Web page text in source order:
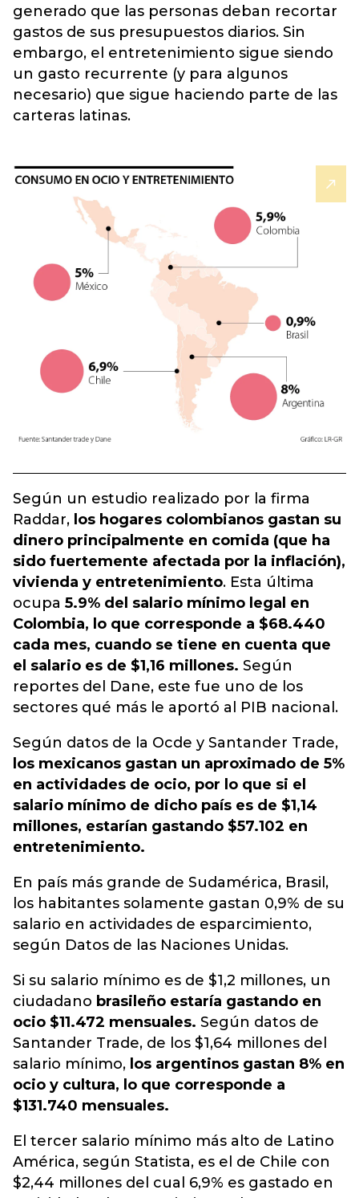
generado que las personas deban recortar
gastos de sus presupuestos diarios. Sin
embargo, el entretenimiento sigue siendo
un gasto recurrente (y para algunos
necesario) que sigue haciendo parte de las
carteras latinas.
Según un estudio realizado por la firma
Raddar, los hogares colombianos gastan su
dinero principalmente en comida (que ha
sido fuertemente afectada por la inflación),
vivienda y entretenimiento. Esta última
ocupa 5.9% del salario mínimo legal en
Colombia, lo que corresponde a $68.440
cada mes, cuando se tiene en cuenta que
el salario es de $1,16 millones. Según
reportes del Dane, este fue uno de los
sectores qué más le aportó al PIB nacional.
Según datos de la Ocde y Santander Trade,
los mexicanos gastan un aproximado de 5%
en actividades de ocio, por lo que si el
salario mínimo de dicho país es de $1,14
millones, estarían gastando $57.102 en
entretenimiento.
En país más grande de Sudamérica, Brasil,
los habitantes solamente gastan 0,9% de su
salario en actividades de esparcimiento,
según Datos de las Naciones Unidas.
Si su salario mínimo es de $1,2 millones, un
ciudadano brasileño estaría gastando en
ocio $11.472 mensuales. Según datos de
Santander Trade, de los $1,64 millones del
salario mínimo, los argentinos gastan 8% en
ocio y cultura, lo que corresponde a
$131.740 mensuales.
El tercer salario mínimo más alto de Latino
América, según Statista, es el de Chile con
$2,44 millones del cual 6,9% es gastado en